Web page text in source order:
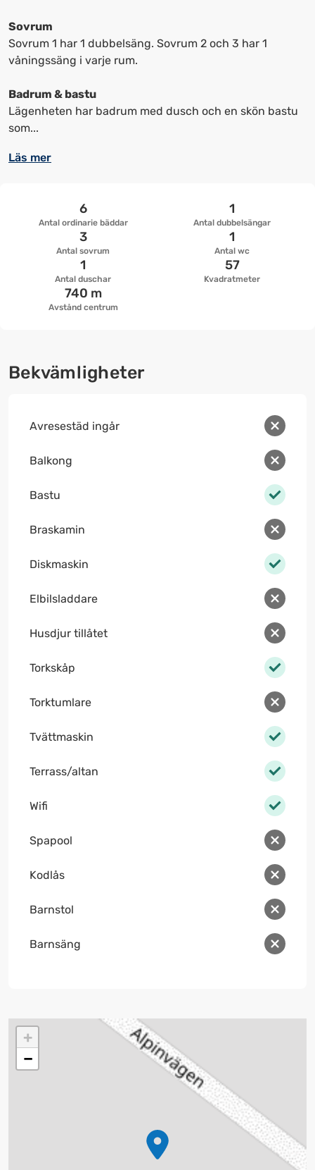
Sovrum
Sovrum 1 har 1 dubbelsäng. Sovrum 2 och 3 har 1
våningssäng i varje rum.
Badrum & bastu
Lägenheten har badrum med dusch och en skön bastu
som...
Läs mer
Antal ordinarie bäddar
6
Antal dubbelsängar
1
Antal sovrum
3
Antal wc
1
Antal duschar
1
Kvadratmeter
57
Avstånd centrum
740 m
Bekvämligheter
Avresestäd ingår
Balkong
Bastu
Braskamin
Diskmaskin
Elbilsladdare
Husdjur tillåtet
Torkskåp
Torktumlare
Tvättmaskin
Terrass/altan
Wifi
Spapool
Kodlås
Barnstol
Barnsäng
+
−